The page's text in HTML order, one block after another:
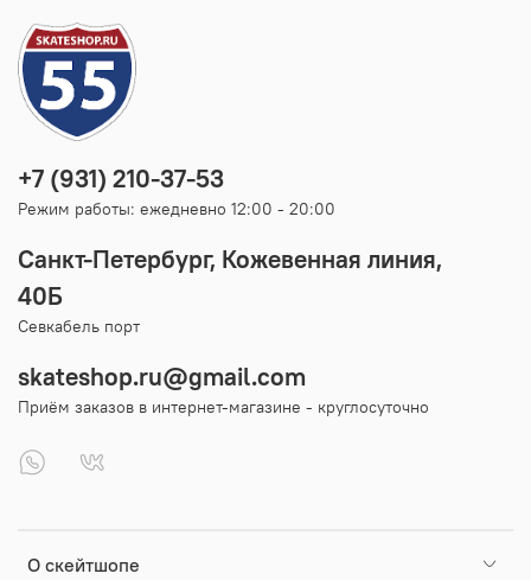
О скейтшопе
+7 (931) 210-37-53
Режим работы: ежедневно 12:00 - 20:00
Санкт-Петербург, Кожевенная линия,
40Б
Севкабель порт
skateshop.ru@gmail.com
Приём заказов в интернет-магазине - круглосуточно